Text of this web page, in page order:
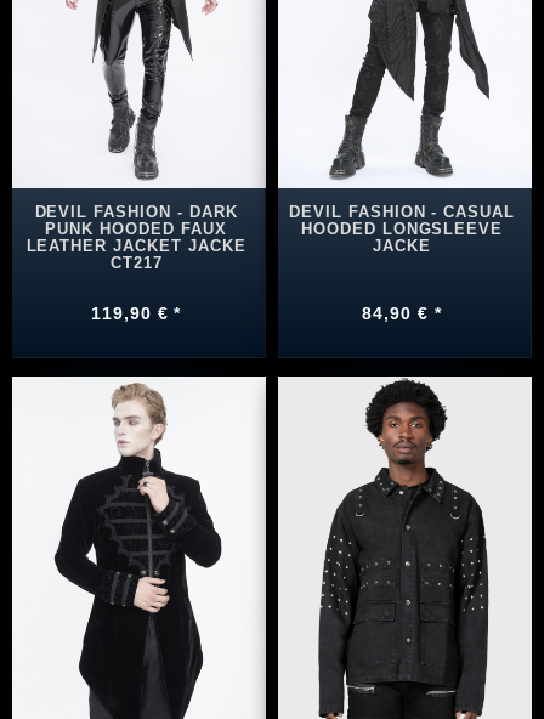
DEVIL FASHION - DARK
PUNK HOODED FAUX
LEATHER JACKET JACKE
CT217
119,90 € *
DEVIL FASHION - CASUAL
HOODED LONGSLEEVE
JACKE
84,90 € *